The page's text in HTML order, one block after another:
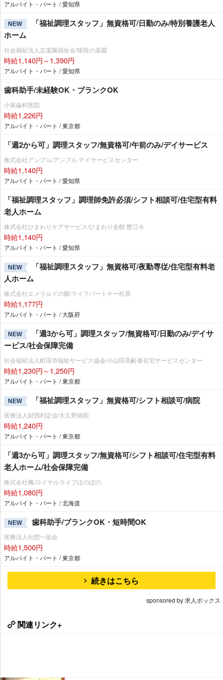
アルバイト・パート / 愛知県
NEW
「福祉調理スタッフ」無資格可/日勤のみ/特別養護老人
ホーム
社会福祉法人志楽園福祉会/猿投の楽園
時給1,140円～1,390円
アルバイト・パート / 愛知県
歯科助手/未経験OK・ブランクOK
小泉歯科医院
時給1,226円
アルバイト・パート / 東京都
「週2から可」調理スタッフ/無資格可/午前のみ/デイサービス
株式会社アンプル/アンプル デイサービスセンター
時給1,140円
アルバイト・パート / 愛知県
「福祉調理スタッフ」調理師免許必須/シフト相談可/住宅型有料
老人ホーム
株式会社ひまわりケアサービス/ひまわり会館 蟹江今
時給1,140円
アルバイト・パート / 愛知県
NEW
「福祉調理スタッフ」無資格可/夜勤専従/住宅型有料老
人ホーム
株式会社エメラルドの郷/ライフパートナー松原
時給1,177円
アルバイト・パート / 大阪府
NEW
「週3から可」調理スタッフ/無資格可/日勤のみ/デイサ
ービス/社会保障完備
社会福祉法人町田市福祉サービス協会/小山田高齢者在宅サービスセンター
時給1,230円～1,250円
アルバイト・パート / 東京都
NEW 「福祉調理スタッフ」無資格可/シフト相談可/病院
医療法人財団利定会/大久野病院
時給1,240円
アルバイト・パート / 東京都
「週3から可」調理スタッフ/無資格可/シフト相談可/住宅型有料
老人ホーム/社会保障完備
株式会社楓/ロイヤルライフほのぼの
時給1,080円
アルバイト・パート / 北海道
NEW 歯科助手/ブランクOK・短時間OK
医療法人社団一佑会
時給1,500円
アルバイト・パート / 東京都
続きはこちら
sponsored by 求人ボックス
関連リンク+